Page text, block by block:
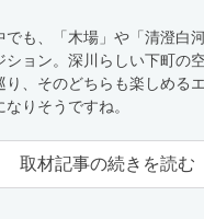
でも、「木場」や「清澄白
ション。深川らしい下町の
り、そのどちらも楽しめる
りそうですね。
取材記事の続きを読む